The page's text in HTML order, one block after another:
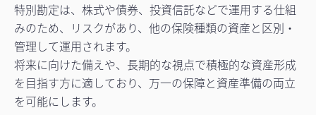
特別勘定は、株式や債券、投資信託などで運用する仕組
みのため、リスクがあり、他の保険種類の資産と区別・
管理して運用されます。
将来に向けた備えや、長期的な視点で積極的な資産形成
を目指す方に適しており、万一の保障と資産準備の両立
を可能にします。